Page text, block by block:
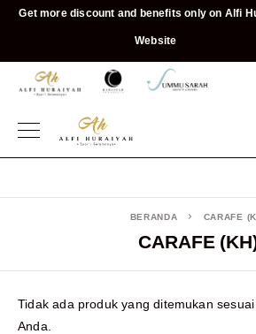
Get more discount and benefits only on Alfi
Website
CARAFE
BERANDA CARAFE
Tidak ada produk yang ditemukan
Anda.